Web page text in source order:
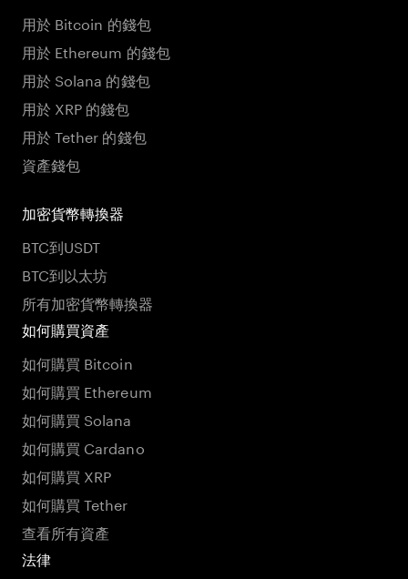
用於 Bitcoin 的錢包
用於 Ethereum 的錢包
用於 Solana 的錢包
用於 XRP 的錢包
用於 Tether 的錢包
資產錢包
加密貨幣轉換器
BTC到USDT
BTC到以太坊
所有加密貨幣轉換器
如何購買資產
如何購買 Bitcoin
如何購買 Ethereum
如何購買 Solana
如何購買 Cardano
如何購買 XRP
如何購買 Tether
查看所有資產
法律